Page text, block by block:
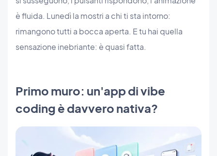
è fluida. Lunedì la mostri a chi ti sta intorno:
rimangono tutti a bocca aperta. E tu hai quella
sensazione inebriante: è quasi fatta.
Primo muro: un'app di vibe
coding è davvero nativa?